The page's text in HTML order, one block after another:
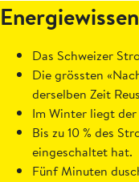
Das Schweizer
Die grössten
derselben Zeit
Im Winter liegt
Bis zu 10 % des
eingeschaltet hat.
Fünf Minuten